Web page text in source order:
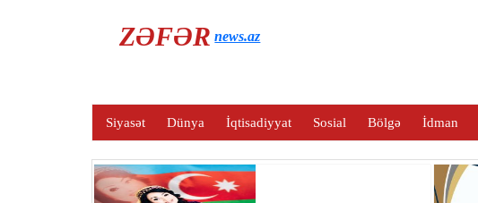
ZƏFƏRnews.az
Siyasət Dünya İqtisadiyyat Sosial Bölgə İdman